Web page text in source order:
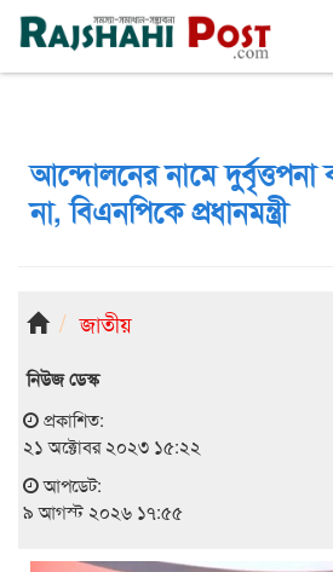
রাজশাহী রবিবার, ৯ই আগস্ট ২০২৬, ২৬শে শ্রাবণ ১৪৩৩
আন্দোলনের নামে
না, বিএনপিকে প্রধানমন্ত্রী
জাতীয়
নিউজ ডেস্ক
প্রকাশিত:
২১ অক্টোবর ২০২৩ ১৫:২২
আপডেট:
৯ আগস্ট ২০২৬ ১৭:৫৫